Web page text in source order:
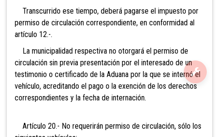
Transcurrido ese tiempo, deberá pagarse el impuesto por
permiso de circulación correspondiente, en conformidad al
artículo 12.-.
La municipalidad respectiva no otorgará el permiso de
circulación sin previa presentación por el interesado de un
testimonio o certificado de la Aduana por la que se internó el
vehículo, acreditando el pago o la exención de los derechos
correspondientes y la fecha de internación.
Artículo 20.- No requerirán permiso de circulación, sólo los